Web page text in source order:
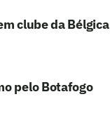
clube da Bélgica
pelo Botafogo